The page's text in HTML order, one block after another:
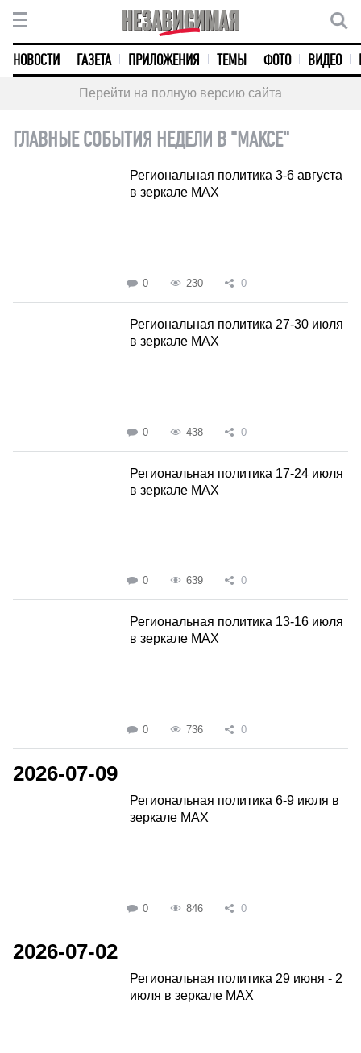
НОВОСТИ ГАЗЕТА ПРИЛОЖЕНИЯ ТЕМЫ ФОТО ВИДЕО
Перейти на полную версию сайта
ГЛАВНЫЕ СОБЫТИЯ НЕДЕЛИ В "МАКСЕ"
Региональная политика 3-6 августа
в зеркале MAX
0 230 0
Региональная политика 27-30 июля
в зеркале MAX
0 438 0
Региональная политика 17-24 июля
в зеркале MAX
0 639 0
Региональная политика 13-16 июля
в зеркале MAX
0 736 0
2026-07-09
Региональная политика 6-9 июля в
зеркале MAX
0 846 0
2026-07-02
Региональная политика 29 июня - 2
июля в зеркале MAX